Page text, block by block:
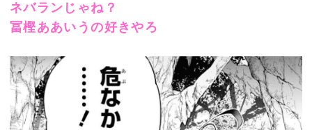
ネバランじゃね？
冨樫ああいうの好きやろ